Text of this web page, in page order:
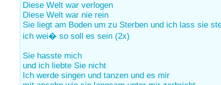
Diese Welt war verlogen
Diese Welt war nie rein
Sie liegt am Boden um zu Sterben und ich lass sie
ich wei� so soll es sein (2x)
Sie hasste mich
und ich liebte Sie nicht
Ich werde singen und tanzen und es mir